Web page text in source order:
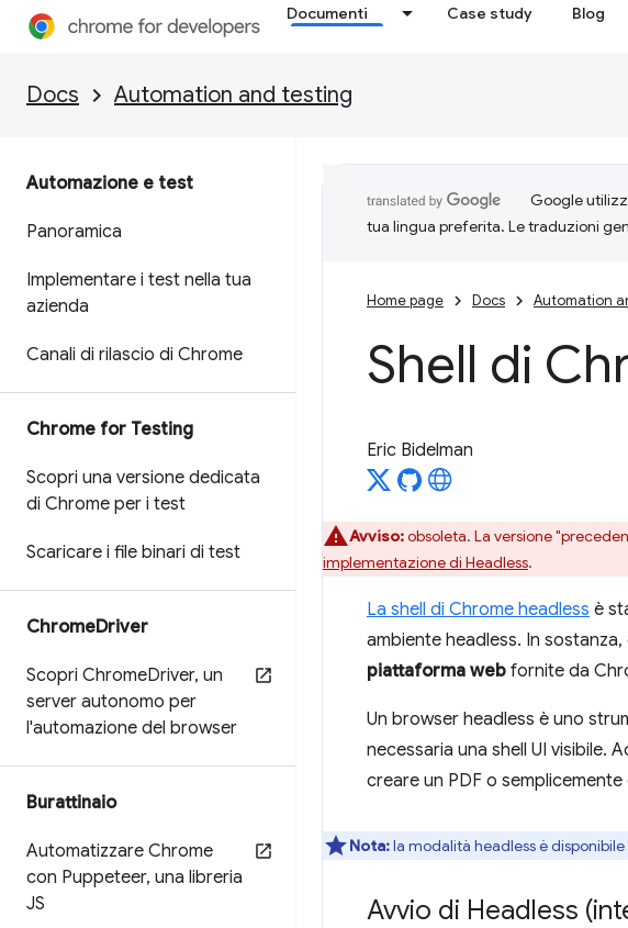
Documenti Case study Blog
Docs Automation and testing
Automazione e test
Panoramica
Implementare i test nella tua
azienda
Canali di rilascio di Chrome
Chrome for Testing
Scopri una versione dedicata
di Chrome per i test
Scaricare i file binari di test
ChromeDriver
Scopri ChromeDriver, un
server autonomo per
l'automazione del browser
Burattinaio
Automatizzare Chrome
con Puppeteer, una libreria
JS
Google
tua lingua preferita. Le traduzioni
Home page Docs Automation
Shell di
Eric Bidelman
Avviso:obsoleta. La versione
implementazione di Headless.
La shell di Chrome headless è
ambiente headless. In
piattaforma web fornite da
Un browser headless è uno
necessaria una shell UI visibile.
creare un PDF o
Nota:la modalità headless è disponibile
Avvio di Headless